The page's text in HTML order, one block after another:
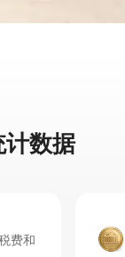
数据
费和